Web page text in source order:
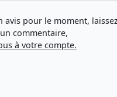
avis pour le moment,
commentaire,
à votre compte.